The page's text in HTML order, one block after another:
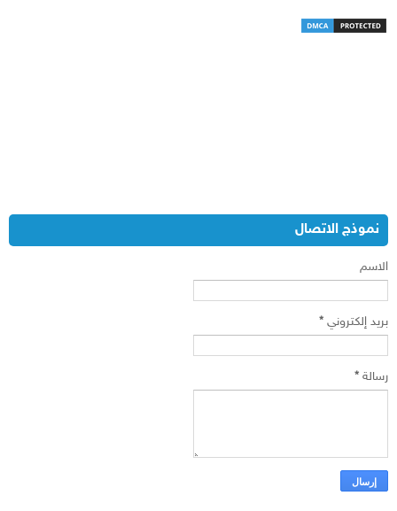
نموذج الاتصال
الاسم
بريد إلكتروني *
رسالة *